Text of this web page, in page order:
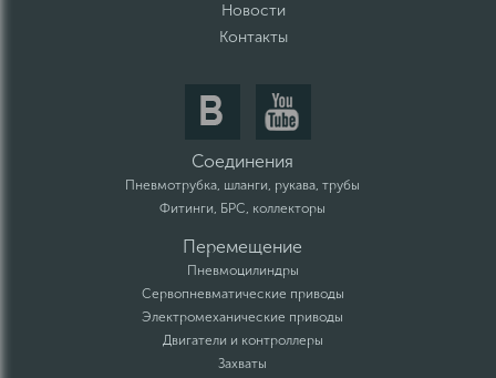
Новости
Контакты
Соединения
Пневмотрубка, шланги, рукава, трубы
Фитинги, БРС, коллекторы
Перемещение
Пневмоцилиндры
Сервопневматические приводы
Электромеханические приводы
Двигатели и контроллеры
Захваты